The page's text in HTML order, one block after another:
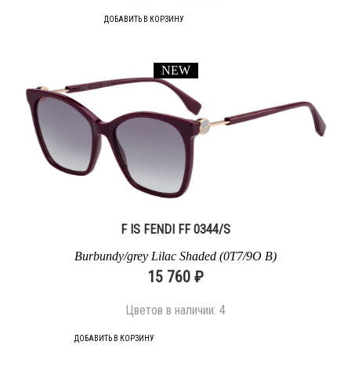
ДОБАВИТЬ В КОРЗИНУ
F IS FENDI FF 0344/S
Burbundy/grey Lilac Shaded (0T7/9O B)
15 760 ₽
Цветов в наличии: 4
ДОБАВИТЬ В КОРЗИНУ
NEW